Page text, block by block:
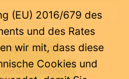
(EU) 2016/679 des
und des Rates
wir mit, dass diese
Cookies und